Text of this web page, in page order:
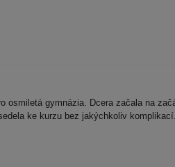
osmiletá gymnázia. Dcera začala na
ke kurzu bez jakýchkoliv